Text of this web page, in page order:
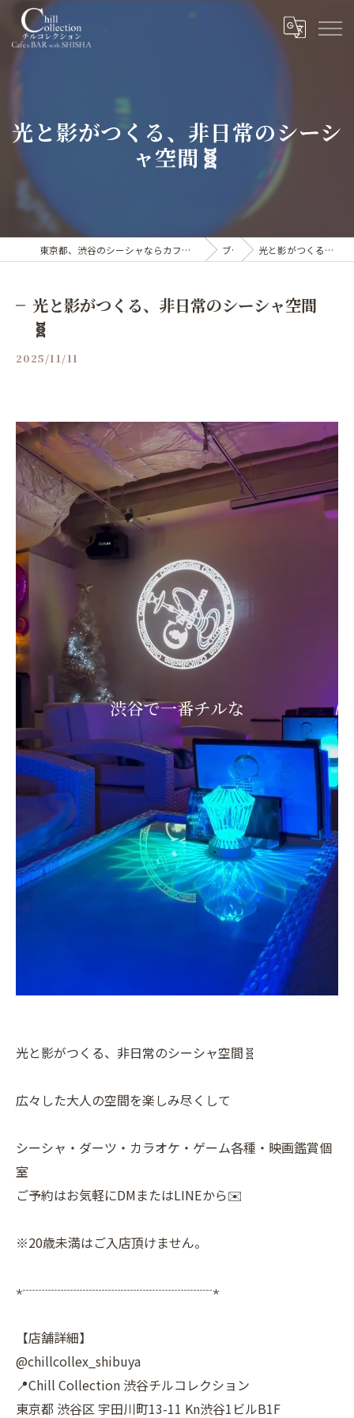
光と影がつくる、非日常のシーシ
ャ空間🧬
東京都、渋谷のシーシャならカフェ&シーシャバー Chill collection渋谷センター街店 ブログ 光と影がつくる、非日常のシーシャ空間🧬
光と影がつくる、非日常のシーシャ空間
🧬
2025/11/11
光と影がつくる、非日常のシーシャ空間🧬
広々した大人の空間を楽しみ尽くして
シーシャ・ダーツ・カラオケ・ゲーム各種・映画鑑賞個
室
ご予約はお気軽にDMまたはLINEから✉️
※20歳未満はご入店頂けません。
⋆┈┈┈┈┈┈┈┈┈┈┈┈┈┈┈⋆
【店舗詳細】
@chillcollex_shibuya
📍Chill Collection 渋谷チルコレクション
東京都 渋谷区 宇田川町13-11 Kn渋谷1ビルB1F